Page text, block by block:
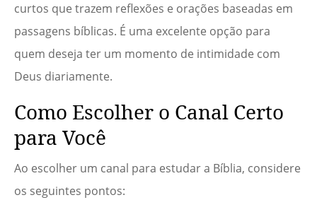
curtos que trazem reflexões e orações baseadas em
passagens bíblicas. É uma excelente opção para
quem deseja ter um momento de intimidade com
Deus diariamente.
Como Escolher o Canal Certo
para Você
Ao escolher um canal para estudar a Bíblia, considere
os seguintes pontos: